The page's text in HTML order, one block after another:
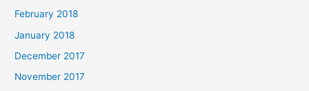
February 2018
January 2018
December 2017
November 2017